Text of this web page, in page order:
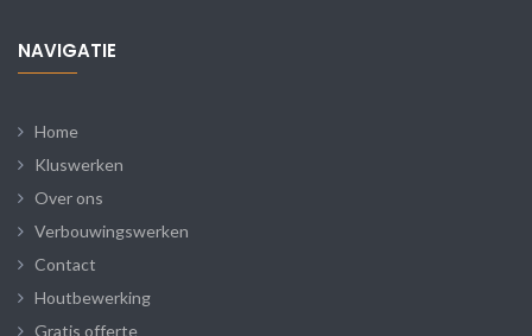
NAVIGATIE
Home
Kluswerken
Over ons
Verbouwingswerken
Contact
Houtbewerking
Gratis offerte